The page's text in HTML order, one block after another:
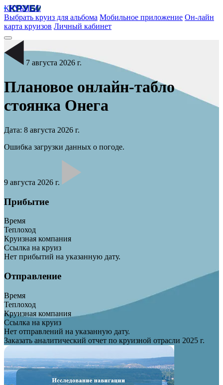
КРУБИСС
Выбрать круиз для альбома Мобильное приложение Он-лайн
карта круизов Личный кабинет
7 августа 2026 г.
Плановое онлайн-табло
стоянка Онега
Дата: 8 августа 2026 г.
Ошибка загрузки данных о погоде.
9 августа 2026 г.
Прибытие
Время
Теплоход
Круизная компания
Ссылка на круиз
Нет прибытий на указанную дату.
Отправление
Время
Теплоход
Круизная компания
Ссылка на круиз
Нет отправлений на указанную дату.
Заказать аналитический отчет по круизной отрасли 2025 г.